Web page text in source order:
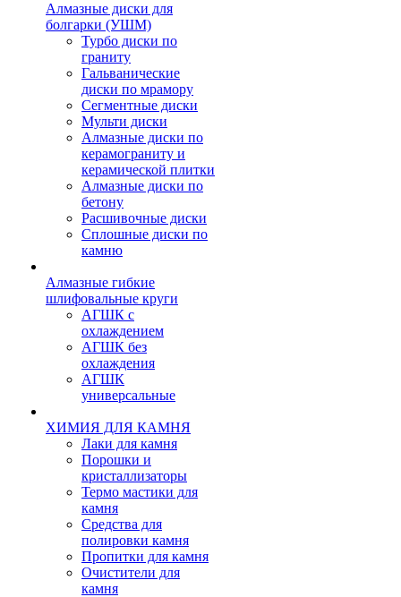
Алмазные диски для
болгарки (УШМ)
Турбо диски по
граниту
Гальванические
диски по мрамору
Сегментные диски
Мульти диски
Алмазные диски по
керамограниту и
керамической плитки
Алмазные диски по
бетону
Расшивочные диски
Сплошные диски по
камню
Алмазные гибкие
шлифовальные круги
АГШК с
охлаждением
АГШК без
охлаждения
АГШК
универсальные
ХИМИЯ ДЛЯ КАМНЯ
Лаки для камня
Порошки и
кристаллизаторы
Термо мастики для
камня
Средства для
полировки камня
Пропитки для камня
Очистители для
камня